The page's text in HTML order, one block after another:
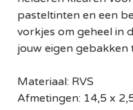
pasteltinten en een
vorkjes om geheel in
jouw eigen gebakken
Materiaal: RVS
Afmetingen: 14,5 x